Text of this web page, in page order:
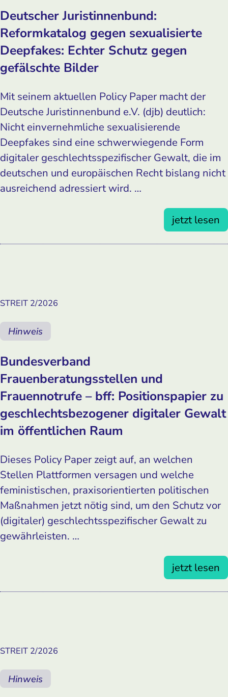
Deutscher Juristinnenbund:
Reformkatalog gegen sexualisierte
Deepfakes: Echter Schutz gegen
gefälschte Bilder
Mit seinem aktuellen Policy Paper macht der
Deutsche Juristinnenbund e.V. (djb) deutlich:
Nicht einvernehmliche sexualisierende
Deepfakes sind eine schwerwiegende Form
digitaler geschlechtsspezifischer Gewalt, die im
deutschen und europäischen Recht bislang nicht
ausreichend adressiert wird. …
jetzt lesen
STREIT 2/2026
Hinweis
Bundesverband
Frauenberatungsstellen und
Frauennotrufe – bff: Positionspapier zu
geschlechtsbezogener digitaler Gewalt
im öffentlichen Raum
Dieses Policy Paper zeigt auf, an welchen
Stellen Plattformen versagen und welche
feministischen, praxisorientierten politischen
Maßnahmen jetzt nötig sind, um den Schutz vor
(digitaler) geschlechtsspezifischer Gewalt zu
gewährleisten. …
jetzt lesen
STREIT 2/2026
Hinweis